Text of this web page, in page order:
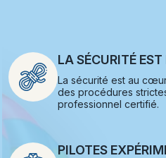
LA SÉCURITÉ
La sécurité est au
des procédures
professionnel certifié.
PILOTES